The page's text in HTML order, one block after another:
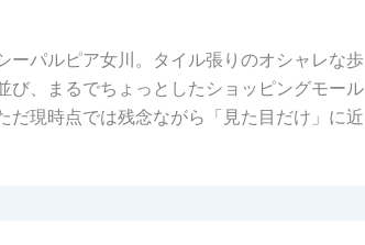
ーパルピア女川。タイル張りのオシャレな歩
び、まるでちょっとしたショッピングモール
だ現時点では残念ながら「見た目だけ」に近